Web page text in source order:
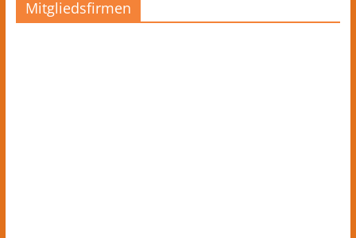
Mitgliedsfirmen